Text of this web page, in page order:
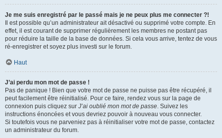
Je me suis enregistré par le passé mais je ne peux plus me connecter ?!
Il est possible qu’un administrateur ait désactivé ou supprimé votre compte. En
effet, il est courant de supprimer régulièrement les membres ne postant pas
pour réduire la taille de la base de données. Si cela vous arrive, tentez de vous
ré-enregistrer et soyez plus investi sur le forum.
Haut
J’ai perdu mon mot de passe !
Pas de panique ! Bien que votre mot de passe ne puisse pas être récupéré, il
peut facilement être réinitialisé. Pour ce faire, rendez vous sur la page de
connexion puis cliquez sur J’ai oublié mon mot de passe. Suivez les
instructions énoncées et vous devriez pouvoir à nouveau vous connecter.
Si toutefois vous ne parveniez pas à réinitialiser votre mot de passe, contactez
un administrateur du forum.